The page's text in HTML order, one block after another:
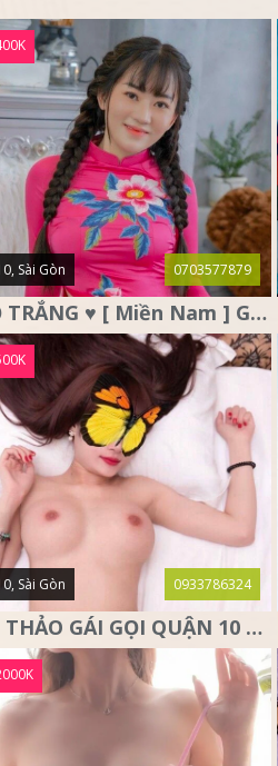
Sài Gòn 0703577879
♥️ THỎ TRẮNG ♥️ [ Miền Nam ] Gái Gọi Quận 10, Sài Gòn
Sài Gòn 0933786324
NGỌC THẢO GÁI GỌI QUẬN 10 SÀI GÒN, DÂM XINH CÁ TÍNH